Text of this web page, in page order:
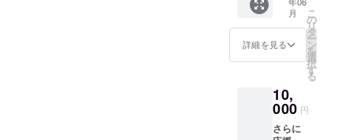
円/30,0
00円の
リター
ンと同
に係る
証明
書】 感
謝の気
持ちを
込め
礼の
メッ
セージ
をお送
月
詳細を見る
こ
の
リ
タ
ー
ン
を
選
択
す
る
10,
000 円
さらに